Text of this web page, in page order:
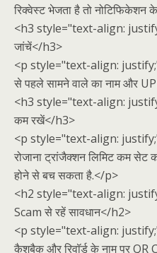
रिक्वेस्ट भेजता है तो नोटिफिकेशन
<h3 style="text-align:
जांचें</h3>
<p style="text-align:
से पहले सामने वाले का नाम और
<h3 style="text-align:
कम रखें</h3>
<p style="text-align:
रोजाना ट्रांजैक्शन लिमिट कम
होने से बच सकता है.</p>
<h2 style="text-align:
Scam से रहें सावधान</h2>
<p style="text-align:
कैशबैक और रिवॉर्ड के नाम पर